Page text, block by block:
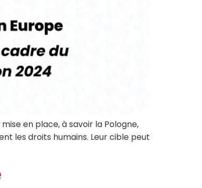
en place, à savoir la Pologne,
les droits humains. Leur cible peut